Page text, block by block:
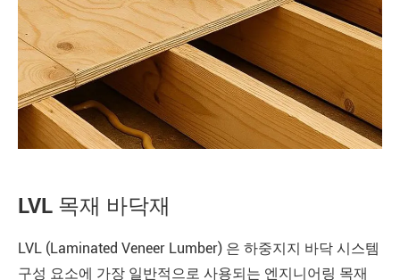
LVL 목재 바닥재
LVL (Laminated Veneer Lumber) 은 하중지지 바닥 시스템
구성 요소에 가장 일반적으로 사용되는 엔지니어링 목재